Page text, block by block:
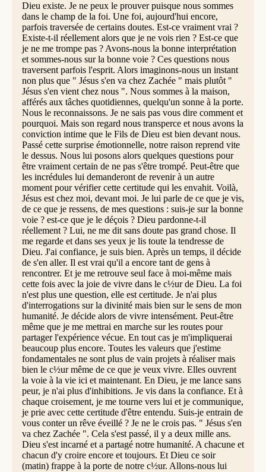
Dieu existe. Je ne peux le prouver puisque nous sommes
dans le champ de la foi. Une foi, aujourd'hui encore,
parfois traversée de certains doutes. Est-ce vraiment vrai ?
Existe-t-il réellement alors que je ne vois rien ? Est-ce que
je ne me trompe pas ? Avons-nous la bonne interprétation
et sommes-nous sur la bonne voie ? Ces questions nous
traversent parfois l'esprit. Alors imaginons-nous un instant
non plus que " Jésus s'en va chez Zachée " mais plutôt "
Jésus s'en vient chez nous ". Nous sommes à la maison,
afférés aux tâches quotidiennes, quelqu'un sonne à la porte.
Nous le reconnaissons. Je ne sais pas vous dire comment et
pourquoi. Mais son regard nous transperce et nous avons la
conviction intime que le Fils de Dieu est bien devant nous.
Passé cette surprise émotionnelle, notre raison reprend vite
le dessus. Nous lui posons alors quelques questions pour
être vraiment certain de ne pas s'être trompé. Peut-être que
les incrédules lui demanderont de revenir à un autre
moment pour vérifier cette certitude qui les envahit. Voilà,
Jésus est chez moi, devant moi. Je lui parle de ce que je vis,
de ce que je ressens, de mes questions : suis-je sur la bonne
voie ? est-ce que je le déçois ? Dieu pardonne-t-il
réellement ? Lui, ne me dit sans doute pas grand chose. Il
me regarde et dans ses yeux je lis toute la tendresse de
Dieu. J'ai confiance, je suis bien. Après un temps, il décide
de s'en aller. Il est vrai qu'il a encore tant de gens à
rencontrer. Et je me retrouve seul face à moi-même mais
cette fois avec la joie de vivre dans le c½ur de Dieu. La foi
n'est plus une question, elle est certitude. Je n'ai plus
d'interrogations sur la divinité mais bien sur le sens de mon
humanité. Je décide alors de vivre intensément. Peut-être
même que je me mettrai en marche sur les routes pour
partager l'expérience vécue. En tout cas je m'impliquerai
beaucoup plus encore. Toutes les valeurs que j'estime
fondamentales ne sont plus de vain projets à réaliser mais
bien le c½ur même de ce que je veux vivre. Elles ouvrent
la voie à la vie ici et maintenant. En Dieu, je me lance sans
peur, je n'ai plus d'inhibitions. Je vis dans la confiance. Et à
chaque croisement, je me tourne vers lui et je communique,
je prie avec cette certitude d'être entendu. Suis-je entrain de
vous conter un rêve éveillé ? Je ne le crois pas. " Jésus s'en
va chez Zachée ". Cela s'est passé, il y a deux mille ans.
Dieu s'est incarné et a partagé notre humanité. A chacune et
chacun d'y croire encore et toujours. Et Dieu ce soir
(matin) frappe à la porte de notre c½ur. Allons-nous lui